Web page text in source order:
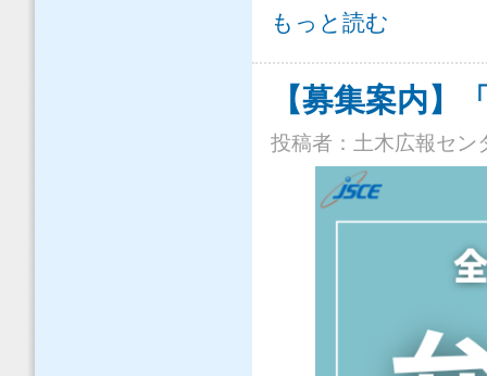
【開催案内】7月16日（木）全国土
もっと読む
【募集案内】
投稿者： 土木広報セン